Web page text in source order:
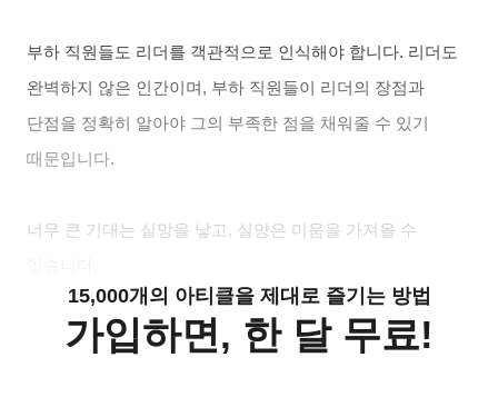
부하 직원들도 리더를 객관적으로 인식해야 합니다. 리더도
완벽하지 않은 인간이며, 부하 직원들이 리더의 장점과
단점을 정확히 알아야 그의 부족한 점을 채워줄 수 있기
때문입니다.
너무 큰 기대는 실망을 낳고, 실망은 미움을 가져올 수
15,000개의 아티클을 제대로 즐기는 방법
가입하면, 한 달 무료!